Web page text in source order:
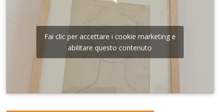
Fai clic per accettare i cookie marketing e
abilitare questo contenuto